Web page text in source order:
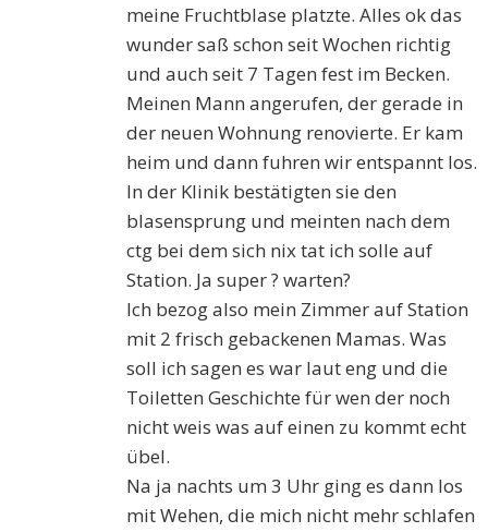
meine Fruchtblase platzte. Alles ok das
wunder saß schon seit Wochen richtig
und auch seit 7 Tagen fest im Becken.
Meinen Mann angerufen, der gerade in
der neuen Wohnung renovierte. Er kam
heim und dann fuhren wir entspannt los.
In der Klinik bestätigten sie den
blasensprung und meinten nach dem
ctg bei dem sich nix tat ich solle auf
Station. Ja super ? warten?
Ich bezog also mein Zimmer auf Station
mit 2 frisch gebackenen Mamas. Was
soll ich sagen es war laut eng und die
Toiletten Geschichte für wen der noch
nicht weis was auf einen zu kommt echt
übel.
Na ja nachts um 3 Uhr ging es dann los
mit Wehen, die mich nicht mehr schlafen